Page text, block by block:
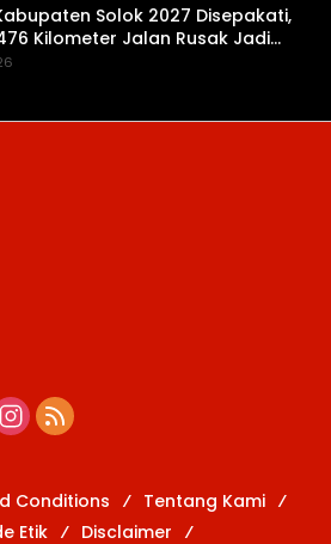
Solok 2027 Disepakati,
Kilometer Jalan Rusak Jadi
Conditions
Tentang Kami
Etik Disclaimer